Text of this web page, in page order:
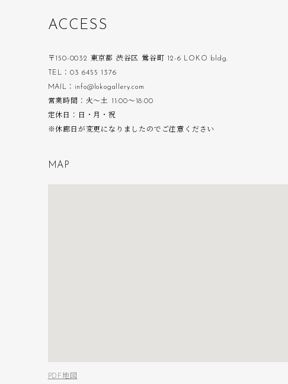
ACC ES S
〒150-0032 東京都 渋谷区 鶯谷町 12-6 LOKO bldg.
TEL：03 6455 1376
MAIL：info@lokogallery.com
営業時間：火〜土 11:00〜18:00
定休日：日・月・祝
※休廊日が変更になりましたのでご注意ください
M A P
PDF地図